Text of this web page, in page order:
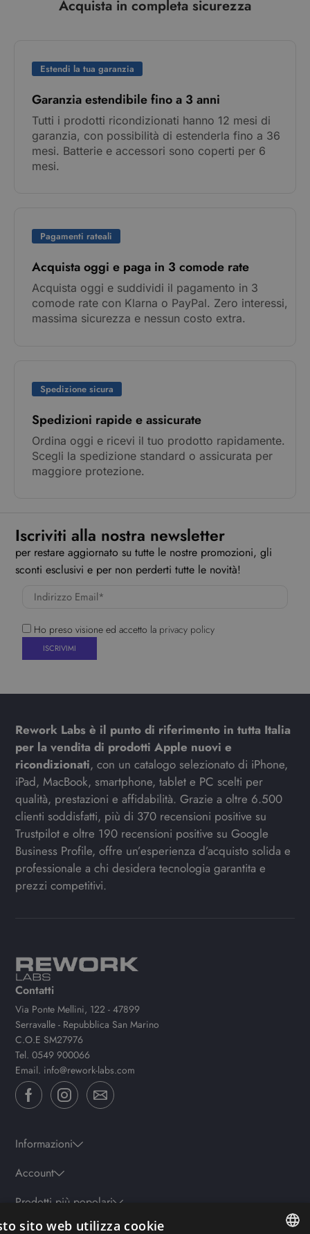
Acquista in completa sicurezza
Estendi la tua garanzia
Garanzia estendibile fino a 3 anni
Tutti i prodotti ricondizionati hanno 12 mesi di
garanzia, con possibilità di estenderla fino a 36
mesi. Batterie e accessori sono coperti per 6
mesi.
Pagamenti rateali
Acquista oggi e paga in 3 comode rate
Acquista oggi e suddividi il pagamento in 3
comode rate con Klarna o PayPal. Zero interessi,
massima sicurezza e nessun costo extra.
Spedizione sicura
Spedizioni rapide e assicurate
Ordina oggi e ricevi il tuo prodotto rapidamente.
Scegli la spedizione standard o assicurata per
maggiore protezione.
Iscriviti alla nostra newsletter
per restare aggiornato su tutte le nostre promozioni, gli
sconti esclusivi e per non perderti tutte le novità!
Ho preso visione ed accetto la privacy policy
Rework Labs è il punto di riferimento in tutta Italia
per la vendita di prodotti Apple nuovi e
ricondizionati, con un catalogo selezionato di iPhone,
iPad, MacBook, smartphone, tablet e PC scelti per
qualità, prestazioni e affidabilità. Grazie a oltre 6.500
clienti soddisfatti, più di 370 recensioni positive su
Trustpilot e oltre 190 recensioni positive su Google
Business Profile, offre un’esperienza d’acquisto solida e
professionale a chi desidera tecnologia garantita e
prezzi competitivi.
Contatti
Via Ponte Mellini, 122 - 47899
Serravalle - Repubblica San Marino
C.O.E SM27976
Tel.0549 900066
Email. info@rework-labs.com
Informazioni
Account
Prodotti più popolari
sito web utilizza cookie